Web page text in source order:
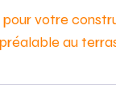
pour votre
au